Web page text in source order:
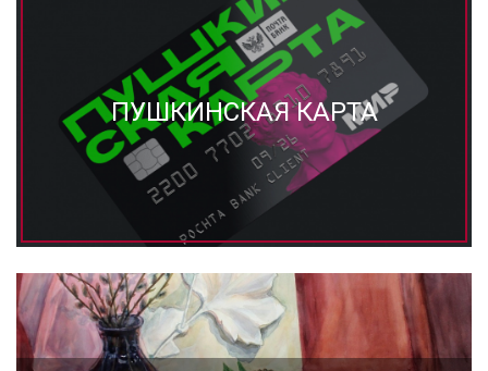
ПУШКИНСКАЯ КАРТА